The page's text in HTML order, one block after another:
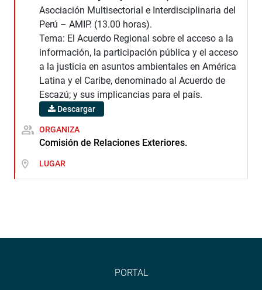
Asociación Multisectorial e Interdisciplinaria del
Perú – AMIP. (13.00 horas).
Tema: El Acuerdo Regional sobre el acceso a la
información, la participación pública y el acceso
a la justicia en asuntos ambientales en América
Latina y el Caribe, denominado al Acuerdo de
Escazú; y sus implicancias para el país.
Descargar
ORGANIZA
Comisión de Relaciones Exteriores.
LUGAR
PORTAL